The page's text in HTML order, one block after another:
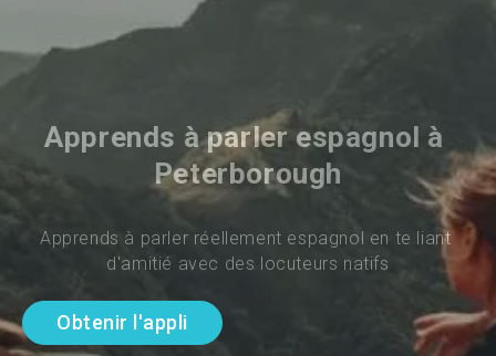
Apprends à parler espagnol à
Peterborough
Apprends à parler réellement espagnol en te liant
d'amitié avec des locuteurs natifs
Obtenir l'appli